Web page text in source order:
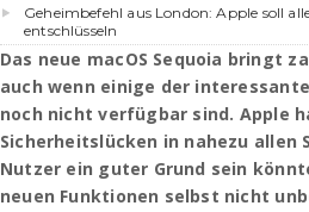
Geheimbefehl aus London: Apple soll
entschlüsseln
Das neue macOS Sequoia bringt
auch wenn einige der
noch nicht verfügbar sind. Apple
Sicherheitslücken in nahezu allen
Nutzer ein guter Grund sein
neuen Funktionen selbst nicht